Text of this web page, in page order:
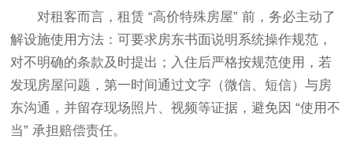
对租客而言，租赁 “高价特殊房屋” 前，务必主动了
解设施使用方法：可要求房东书面说明系统操作规范，
对不明确的条款及时提出；入住后严格按规范使用，若
发现房屋问题，第一时间通过文字（微信、短信）与房
东沟通，并留存现场照片、视频等证据，避免因 “使用不
当” 承担赔偿责任。​